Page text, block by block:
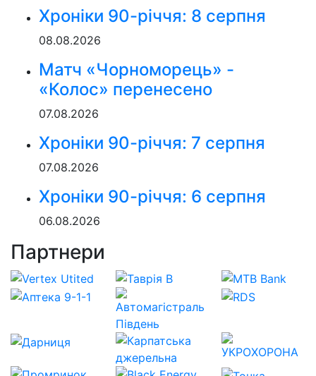
Хроніки 90-річчя: 8 серпня
08.08.2026
Матч «Чорноморець» -
«Колос» перенесено
07.08.2026
Хроніки 90-річчя: 7 серпня
07.08.2026
Хроніки 90-річчя: 6 серпня
06.08.2026
Партнери